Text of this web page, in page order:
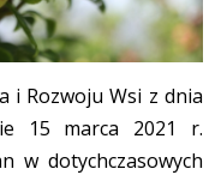
i Rozwoju Wsi z dnia
15 marca 2021 r.
w dotychczasowych